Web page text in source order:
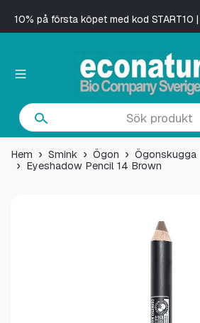
10% på första köpet med kod
Hem Smink Ögon
Ögonskugga
Eyeshadow Pencil 14 Brown